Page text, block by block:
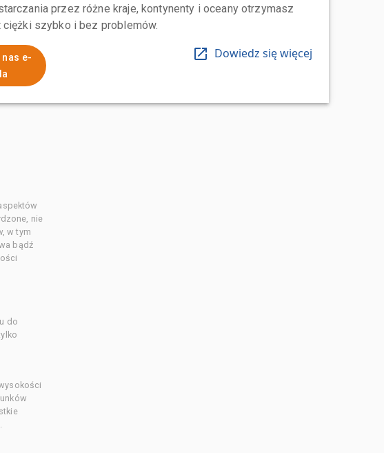
przez różne kraje, kontynenty i oceany otrzymasz
szybko i bez problemów.
e-
Dowiedz się więcej
nie
w tym
bądź
do